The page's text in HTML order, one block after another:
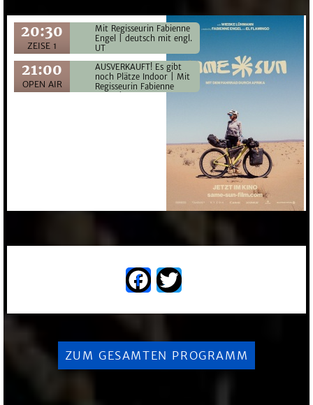
20:30
ZEISE 1
Mit Regisseurin Fabienne
Engel | deutsch mit engl.
UT
21:00
OPEN AIR
AUSVERKAUFT! Es gibt
noch Plätze Indoor | Mit
Regisseurin Fabienne
Facebook
ZUM GESAMTEN PROGRAMM